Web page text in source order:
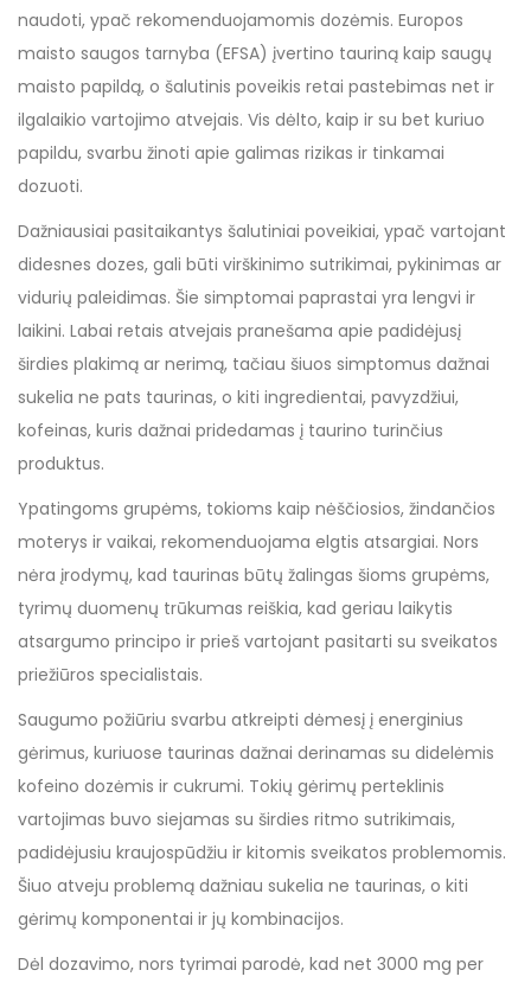
naudoti, ypač rekomenduojamomis dozėmis. Europos
maisto saugos tarnyba (EFSA) įvertino tauriną kaip saugų
maisto papildą, o šalutinis poveikis retai pastebimas net ir
ilgalaikio vartojimo atvejais. Vis dėlto, kaip ir su bet kuriuo
papildu, svarbu žinoti apie galimas rizikas ir tinkamai
dozuoti.
Dažniausiai pasitaikantys šalutiniai poveikiai, ypač vartojant
didesnes dozes, gali būti virškinimo sutrikimai, pykinimas ar
vidurių paleidimas. Šie simptomai paprastai yra lengvi ir
laikini. Labai retais atvejais pranešama apie padidėjusį
širdies plakimą ar nerimą, tačiau šiuos simptomus dažnai
sukelia ne pats taurinas, o kiti ingredientai, pavyzdžiui,
kofeinas, kuris dažnai pridedamas į taurino turinčius
produktus.
Ypatingoms grupėms, tokioms kaip nėščiosios, žindančios
moterys ir vaikai, rekomenduojama elgtis atsargiai. Nors
nėra įrodymų, kad taurinas būtų žalingas šioms grupėms,
tyrimų duomenų trūkumas reiškia, kad geriau laikytis
atsargumo principo ir prieš vartojant pasitarti su sveikatos
priežiūros specialistais.
Saugumo požiūriu svarbu atkreipti dėmesį į energinius
gėrimus, kuriuose taurinas dažnai derinamas su didelėmis
kofeino dozėmis ir cukrumi. Tokių gėrimų perteklinis
vartojimas buvo siejamas su širdies ritmo sutrikimais,
padidėjusiu kraujospūdžiu ir kitomis sveikatos problemomis.
Šiuo atveju problemą dažniau sukelia ne taurinas, o kiti
gėrimų komponentai ir jų kombinacijos.
Dėl dozavimo, nors tyrimai parodė, kad net 3000 mg per